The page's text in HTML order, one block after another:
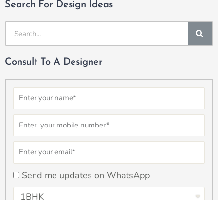
Search For Design Ideas
Consult To A Designer
Name
Number
Email
checkbox
Send me updates on WhatsApp
Select